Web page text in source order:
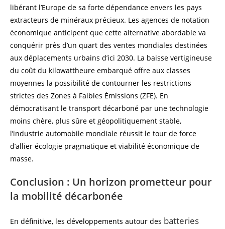
libérant l’Europe de sa forte dépendance envers les pays
extracteurs de minéraux précieux. Les agences de notation
économique anticipent que cette alternative abordable va
conquérir près d’un quart des ventes mondiales destinées
aux déplacements urbains d’ici 2030. La baisse vertigineuse
du coût du kilowattheure embarqué offre aux classes
moyennes la possibilité de contourner les restrictions
strictes des Zones à Faibles Émissions (ZFE). En
démocratisant le transport décarboné par une technologie
moins chère, plus sûre et géopolitiquement stable,
l’industrie automobile mondiale réussit le tour de force
d’allier écologie pragmatique et viabilité économique de
masse.
Conclusion : Un horizon prometteur pour
la mobilité décarbonée
En définitive, les développements autour des batteries